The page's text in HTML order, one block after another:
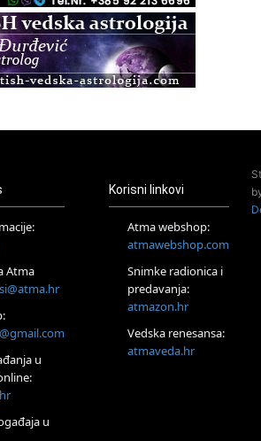
stres
Facelift®
razvijanja intuicije i Akaša zapisa
Profesionalni hipnoterapeut — nova
2026.
dubljem razumijevanju sebe
– Jednodnevna radionica sistemskih
Atma
u
u
Korisni linkovi
Atma webshop:
atmawebshop.com
Snimke radionica i
predavanja:
atmazon.hr
Vedska renesansa:
atmaveda.hr